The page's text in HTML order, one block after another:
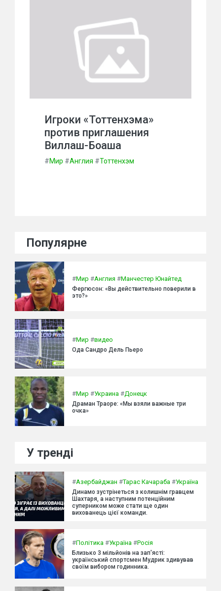
Игроки «Тоттенхэма»
против приглашения
Виллаш-Боаша
#Мир #Англия #Тоттенхэм
Популярне
#Мир #Англия #Манчестер Юнайтед
Фергюсон: «Вы действительно поверили в
это?»
#Мир #видео
Ода Сандро Дель Пьеро
#Мир #Украина #Донецк
Драман Траоре: «Мы взяли важные три
очка»
У тренді
#Азербайджан #Тарас Качараба #Україна
Динамо зустрінеться з колишнім гравцем
Шахтаря, а наступним потенційним
суперником може стати ще один
вихованець цієї команди.
#Політика #Україна #Росія
Близько 3 мільйонів на зап'ясті:
український спортсмен Мудрик здивував
своїм вибором годинника.